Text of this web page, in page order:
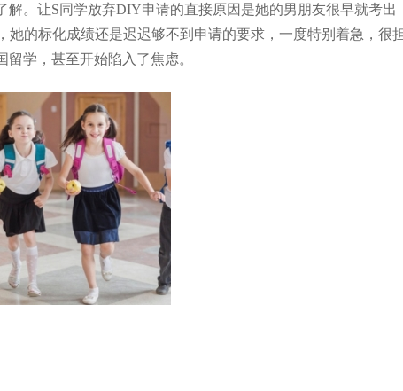
。让S同学放弃DIY申请的直接原因是她的男朋友很早就考出
她的标化成绩还是迟迟够不到申请的要求，一度特别着急，很
学，甚至开始陷入了焦虑。